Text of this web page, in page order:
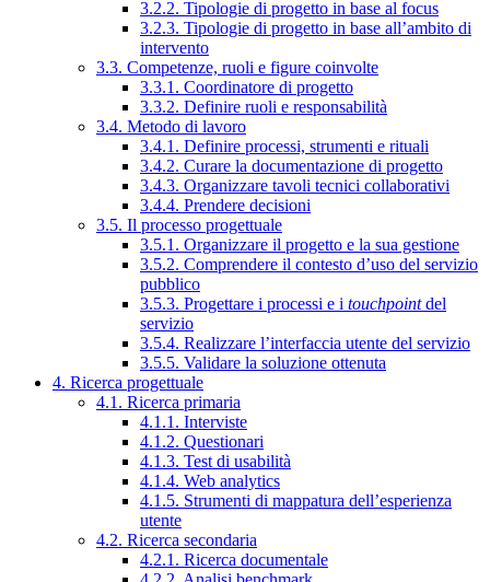
3.2.2. Tipologie di progetto in base al focus
3.2.3. Tipologie di progetto in base all’ambito di
intervento
3.3. Competenze, ruoli e figure coinvolte
3.3.1. Coordinatore di progetto
3.3.2. Definire ruoli e responsabilità
3.4. Metodo di lavoro
3.4.1. Definire processi, strumenti e rituali
3.4.2. Curare la documentazione di progetto
3.4.3. Organizzare tavoli tecnici collaborativi
3.4.4. Prendere decisioni
3.5. Il processo progettuale
3.5.1. Organizzare il progetto e la sua gestione
3.5.2. Comprendere il contesto d’uso del servizio
pubblico
3.5.3. Progettare i processi e i touchpointdel
servizio
3.5.4. Realizzare l’interfaccia utente del servizio
3.5.5. Validare la soluzione ottenuta
4. Ricerca progettuale
4.1. Ricerca primaria
4.1.1. Interviste
4.1.2. Questionari
4.1.3. Test di usabilità
4.1.4. Web analytics
4.1.5. Strumenti di mappatura dell’esperienza
utente
4.2. Ricerca secondaria
4.2.1. Ricerca documentale